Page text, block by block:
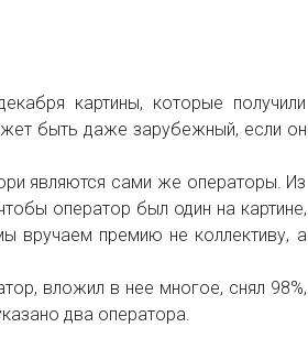
картины, которые получили
быть даже зарубежный, если он
являются сами же операторы. Из
оператор был один на картине,
вручаем премию не коллективу, а
вложил в нее многое, снял 98%,
два оператора.